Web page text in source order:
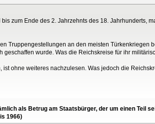
zum Ende des 2. Jahrzehnts des 18. Jahrhunderts,
Truppengestellungen an den meisten Türkenkriegen
wurde. Was die Reichskreise für ihr
ohne weiteres nachzulesen. Was jedoch die
als Betrug am Staatsbürger, der um einen Teil
1966)